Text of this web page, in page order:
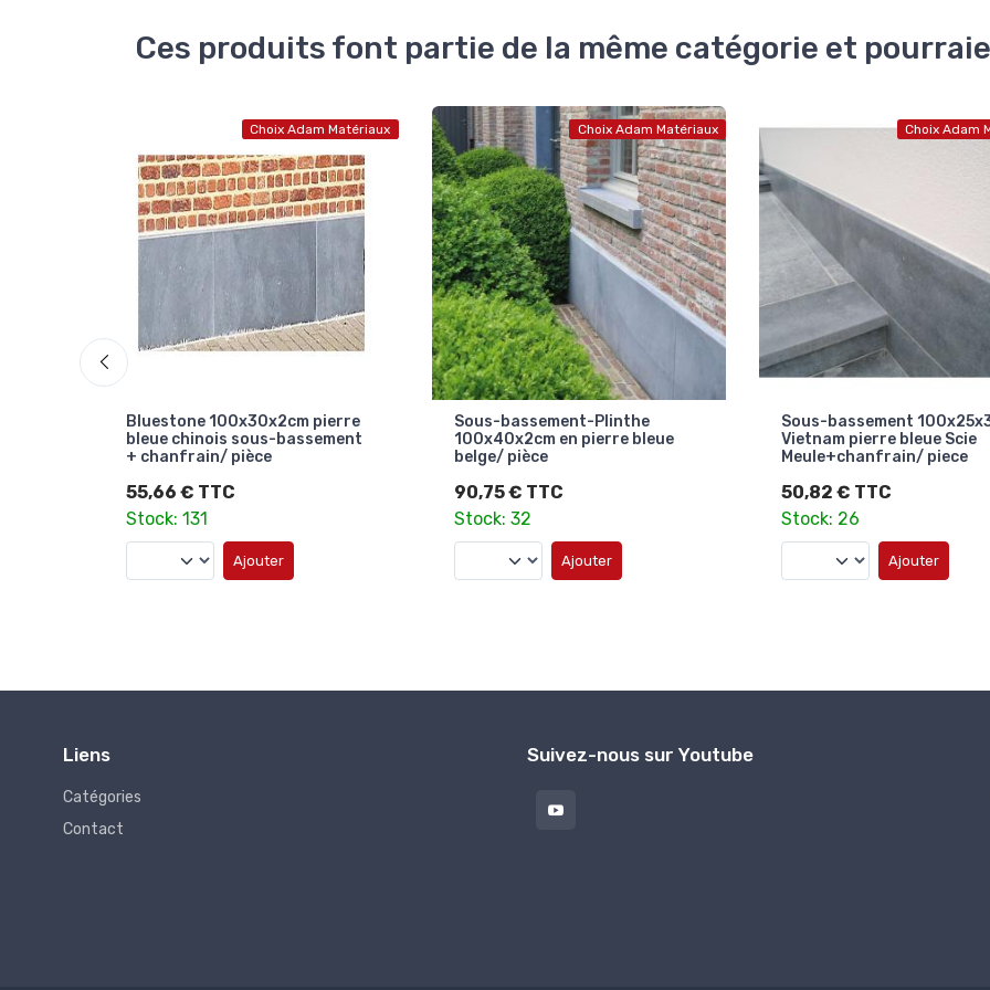
Ces produits font partie de la même catégorie et
Choix Adam Matériaux
Sous-bassement-Plinthe
100x40x2cm en pierre bleue
belge/ pièce
90,75 € TTC
Stock: 32
Ajouter
Choix Adam Matériaux
Sous-bassement 100x25x3cm
Vietnam pierre bleue Scie
Meule+chanfrain/ piece
50,82 € TTC
Stock: 26
Ajouter
Choix Adam
Sous-bassement-Plinthe
100x20x2cm en pierre bleue
belge/ pièce
52,03 € TTC
Stock: 200
Ajouter
Liens
Catégories
Contact
Suivez-nous sur Youtube